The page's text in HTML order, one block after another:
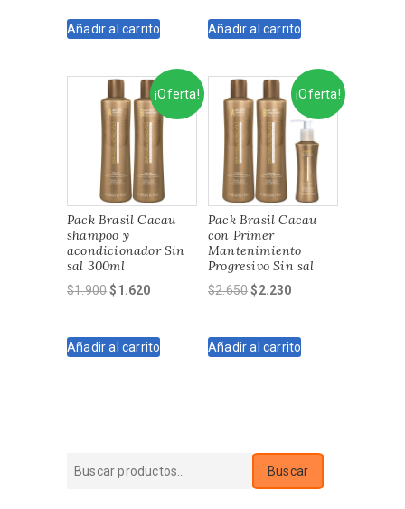
era:
es:
Añadir al carrito
era:
es:
Añadir al carrito
¡Oferta!
Pack Brasil Cacau
shampoo y
acondicionador Sin
sal 300ml
$1.900El
era:
$1.620El
es:
Añadir al carrito
¡Oferta!
Pack Brasil Cacau
con Primer
Mantenimiento
Progresivo Sin sal
$2.650El
era:
$2.230El
es:
Añadir al carrito
Buscar
Buscar